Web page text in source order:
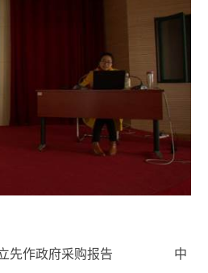
先作政府采购报告 中